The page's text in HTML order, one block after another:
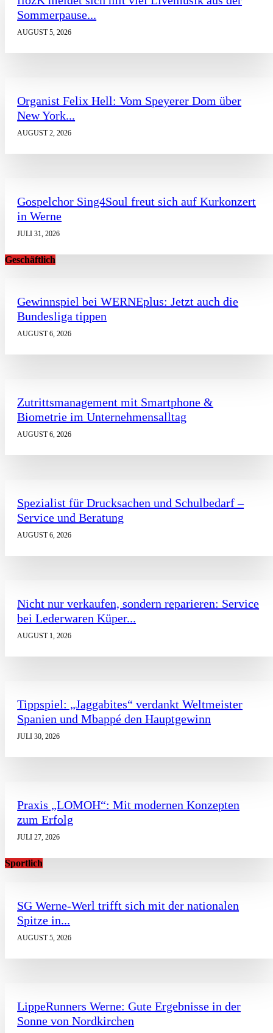
Sommerpause...
AUGUST 5, 2026
Organist Felix Hell: Vom Speyerer Dom über
New York...
AUGUST 2, 2026
Gospelchor Sing4Soul freut sich auf Kurkonzert
in Werne
JULI 31, 2026
Geschäftlich
Gewinnspiel bei WERNEplus: Jetzt auch die
Bundesliga tippen
AUGUST 6, 2026
Zutrittsmanagement mit Smartphone &
Biometrie im Unternehmensalltag
AUGUST 6, 2026
Spezialist für Drucksachen und Schulbedarf –
Service und Beratung
AUGUST 6, 2026
Nicht nur verkaufen, sondern reparieren: Service
bei Lederwaren Küper...
AUGUST 1, 2026
Tippspiel: „Jaggabites“ verdankt Weltmeister
Spanien und Mbappé den Hauptgewinn
JULI 30, 2026
Praxis „LOMOH“: Mit modernen Konzepten
zum Erfolg
JULI 27, 2026
Sportlich
SG Werne-Werl trifft sich mit der nationalen
Spitze in...
AUGUST 5, 2026
LippeRunners Werne: Gute Ergebnisse in der
Sonne von Nordkirchen